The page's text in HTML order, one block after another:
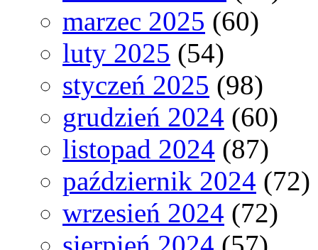
marzec 2025 (60)
luty 2025 (54)
styczeń 2025 (98)
grudzień 2024 (60)
listopad 2024 (87)
październik 2024 (72)
wrzesień 2024 (72)